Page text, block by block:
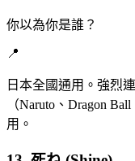
你以為你是誰？
📍
日本全國通用。強烈
（Naruto、Dragon
用。